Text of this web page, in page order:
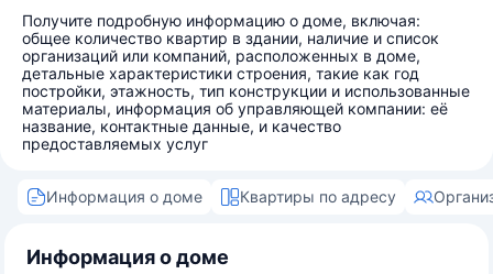
Получите подробную информацию о доме, включая:
общее количество квартир в здании, наличие и список
организаций или компаний, расположенных в доме,
детальные характеристики строения, такие как год
постройки, этажность, тип конструкции и использованные
материалы, информация об управляющей компании: её
название, контактные данные, и качество
предоставляемых услуг
Информация о доме Квартиры по адресу
Информация о доме